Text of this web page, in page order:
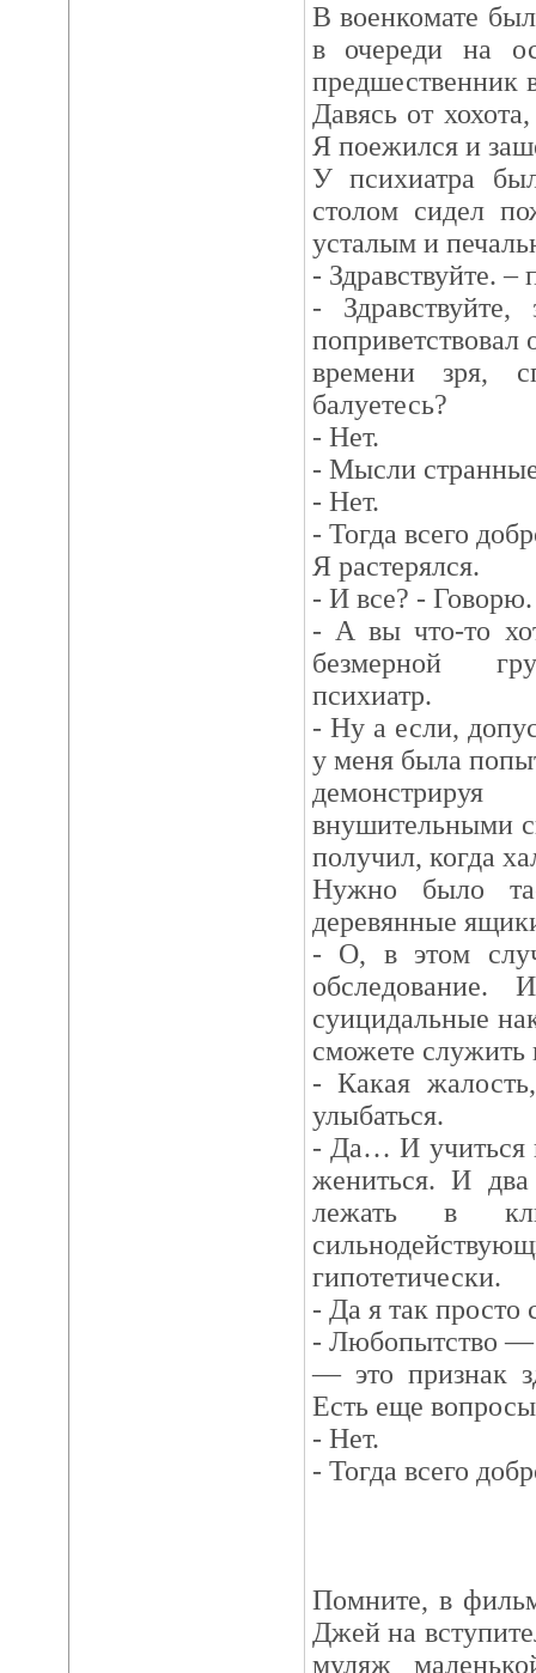
В военкомате
в очереди на
предшественник
Давясь от
Я поежился и
У психиатра
столом сидел
усталым и
- Здравствуйте. –
- Здравствуйте,
поприветствовал
времени зря,
балуетесь?
- Нет.
- Мысли
- Нет.
- Тогда всего
Я растерялся.
- И все? - Говорю.
- А вы что-то
безмерной
психиатр.
- Ну а если,
у меня была
внушительными
получил, когда
Нужно было
деревянные
- О, в этом
обследование.
суицидальные
сможете служить
- Какая
улыбаться.
- Да… И учиться
жениться. И
лежать в
гипотетически.
- Да я так просто
- Любопытство —
— это признак
Есть еще
- Нет.
- Тогда всего
Помните, в
Джей на
муляж